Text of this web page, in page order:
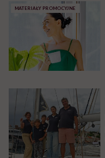
MATERIAŁY PROMOCYJNE